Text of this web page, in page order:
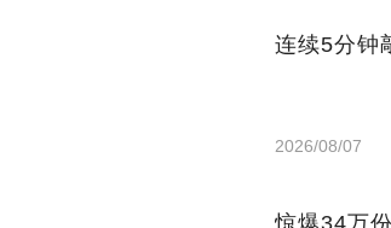
连续5分钟
2026/08/07
惊爆34万